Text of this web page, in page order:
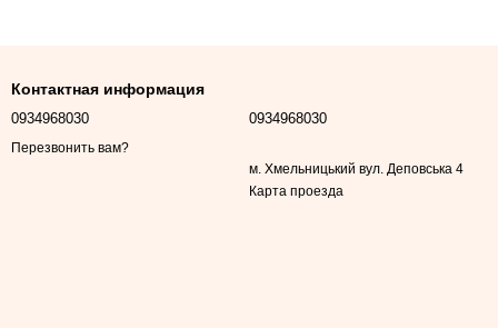
Контактная информация
0934968030
Перезвонить вам?
0934968030
м. Хмельницький вул. Деповська 4
Карта проезда